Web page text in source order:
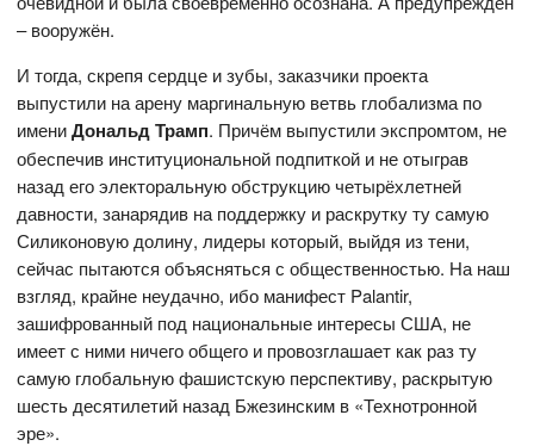
– вооружён.
И тогда, скрепя сердце и зубы, заказчики проекта
выпустили на арену маргинальную ветвь глобализма по
имениДональд Трамп. Причём выпустили экспромтом, не
обеспечив институциональной подпиткой и не отыграв
назад его электоральную обструкцию четырёхлетней
давности, занарядив на поддержку и раскрутку ту самую
Силиконовую долину, лидеры который, выйдя из тени,
сейчас пытаются объясняться с общественностью. На наш
взгляд, крайне неудачно, ибо манифест Palantir,
зашифрованный под национальные интересы США, не
имеет с ними ничего общего и провозглашает как раз ту
самую глобальную фашистскую перспективу, раскрытую
шесть десятилетий назад Бжезинским в «Технотронной
эре».